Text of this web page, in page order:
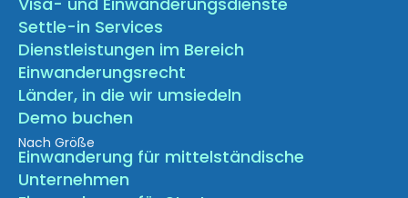
Settle-in Services
Dienstleistungen im Bereich
Einwanderungsrecht
Länder, in die wir umsiedeln
Demo buchen
Nach Größe
Einwanderung für mittelständische
Unternehmen